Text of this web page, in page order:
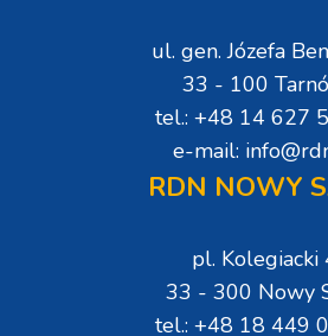
ul. gen. Józefa
33 - 100
tel.: +48 14 627
e-mail:
RDN NOWY
pl. Kolegiacki
33 - 300 Nowy
tel.: +48 18 449